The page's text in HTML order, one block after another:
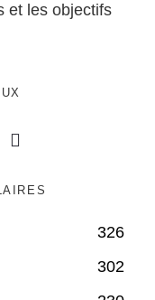
et les objectifs
326
302